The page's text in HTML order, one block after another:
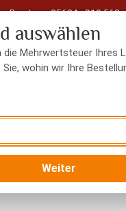
Beratung: 05604 - 919 563
in Deutschland ab 50 € Warenwert
auswählen
die Mehrwertsteuer Ihres
wohin wir Ihre
Weiter